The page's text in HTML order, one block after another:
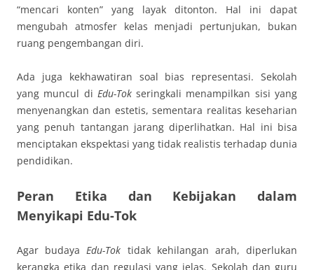
“mencari konten” yang layak ditonton. Hal ini dapat
mengubah atmosfer kelas menjadi pertunjukan, bukan
ruang pengembangan diri.
Ada juga kekhawatiran soal bias representasi. Sekolah
yang muncul di Edu-Tokseringkali menampilkan sisi yang
menyenangkan dan estetis, sementara realitas keseharian
yang penuh tantangan jarang diperlihatkan. Hal ini bisa
menciptakan ekspektasi yang tidak realistis terhadap dunia
pendidikan.
Peran Etika dan Kebijakan dalam
Menyikapi Edu-Tok
Agar budayaEdu-Tok tidak kehilangan arah, diperlukan
kerangka etika dan regulasi yang jelas. Sekolah dan guru